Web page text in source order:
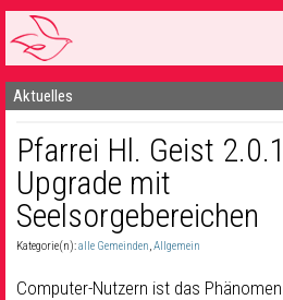
Startseite
1 Pfarrei
16 Gemeinden & mehr
Gottesdienste & Sinnsuche
Sakramente & Feste
Aktuelles
Pfarrei Hl. Geist
Upgrade mit
Seelsorgebereichen
Kategorie(n):alle Gemeinden,Allgemein
Computer-Nutzern ist das